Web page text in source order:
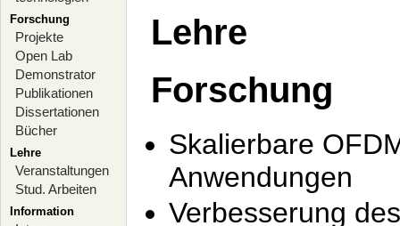
Forschung
Projekte
Open Lab
Demonstrator
Publikationen
Dissertationen
Bücher
Lehre
Veranstaltungen
Stud. Arbeiten
Information
Lehre
Forschung
Skalierbare
Anwendungen
Verbesserung